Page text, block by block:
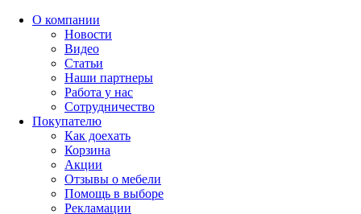
О компании
Новости
Видео
Статьи
Наши партнеры
Работа у нас
Сотрудничество
Покупателю
Как доехать
Корзина
Акции
Отзывы о мебели
Помощь в выборе
Рекламации